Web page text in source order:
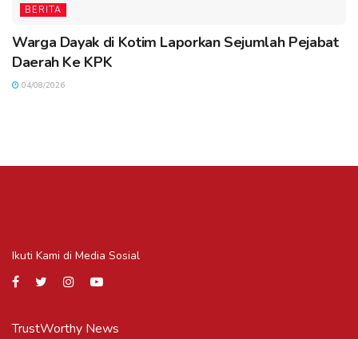
BERITA
Warga Dayak di Kotim Laporkan Sejumlah Pejabat
Daerah Ke KPK
04/08/2026
Ikuti Kami di Media Sosial
TrustWorthy News